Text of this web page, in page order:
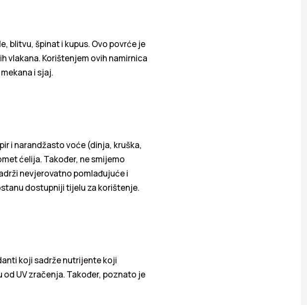
blitvu, špinat i kupus. Ovo povrće je
vlakana. Korištenjem ovih namirnica
i sjaj.
i narandžasto voće (dinja, kruška,
ćelija. Također, ne smijemo
nevjerovatno pomlađujuće i
dostupniji tijelu za korištenje.
koji sadrže nutrijente koji
UV zračenja. Također, poznato je